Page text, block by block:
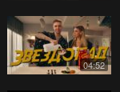
04:52